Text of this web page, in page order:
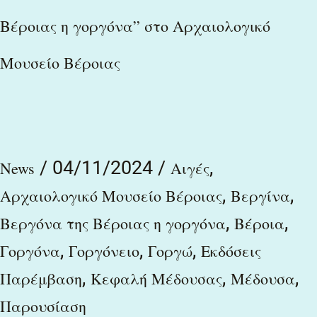
Βέροιας η γοργόνα” στο Αρχαιολογικό
Μουσείο Βέροιας
News / 04/11/2024 / Αιγές,
Αρχαιολογικό Μουσείο Βέροιας, Βεργίνα,
Βεργόνα της Βέροιας η γοργόνα, Βέροια,
Γοργόνα, Γοργόνειο, Γοργώ, Εκδόσεις
Παρέμβαση, Κεφαλή Μέδουσας, Μέδουσα,
Παρουσίαση
βιβλίου
“Βεργόνα
γοργόνα”
στο
Αρχαιολογικό
Μουσείο
Βέροιας